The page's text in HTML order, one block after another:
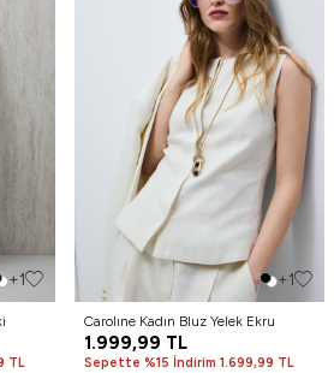
+1
TL
+1
Carolıne Kadın Bluz Yelek Ekru
1.999,99 TL
Sepette %15 İndirim 1.699,99 TL